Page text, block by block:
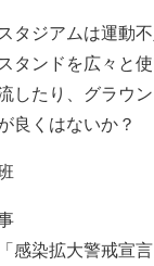
タジアムは運動
タンドを広々と
したり、グラウ
良くはないか？
感染拡大警戒宣